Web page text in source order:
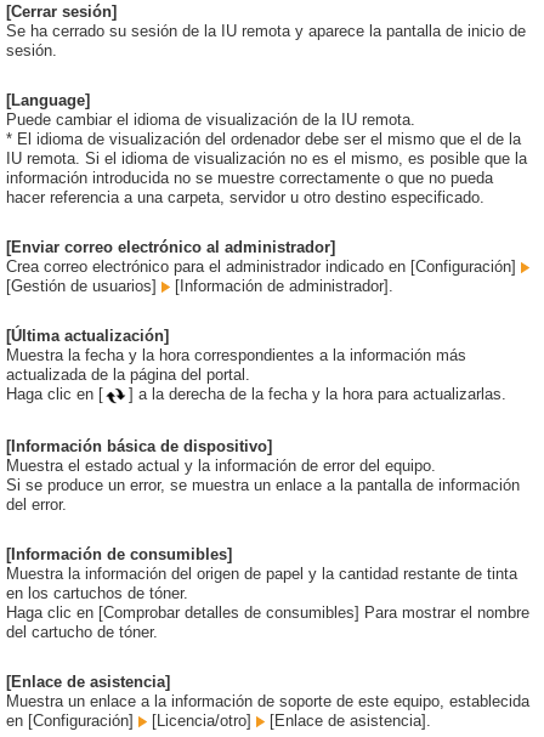
[Cerrar sesión]
Se ha cerrado su sesión de la IU remota y aparece la pantalla de inicio de
sesión.
[Language]
Puede cambiar el idioma de visualización de la IU remota.
* El idioma de visualización del ordenador debe ser el mismo que el de la
IU remota. Si el idioma de visualización no es el mismo, es posible que la
información introducida no se muestre correctamente o que no pueda
hacer referencia a una carpeta, servidor u otro destino especificado.
[Enviar correo electrónico al administrador]
Crea correo electrónico para el administrador indicado en [Configuración]
[Gestión de usuarios]
[Información de administrador].
[Última actualización]
Muestra la fecha y la hora correspondientes a la información más
actualizada de la página del portal.
Haga clic en [
] a la derecha de la fecha y la hora para actualizarlas.
[Información básica de dispositivo]
Muestra el estado actual y la información de error del equipo.
Si se produce un error, se muestra un enlace a la pantalla de información
del error.
[Información de consumibles]
Muestra la información del origen de papel y la cantidad restante de tinta
en los cartuchos de tóner.
Haga clic en [Comprobar detalles de consumibles] Para mostrar el nombre
del cartucho de tóner.
[Enlace de asistencia]
Muestra un enlace a la información de soporte de este equipo, establecida
en [Configuración]
[Licencia/otro] [Enlace de asistencia].